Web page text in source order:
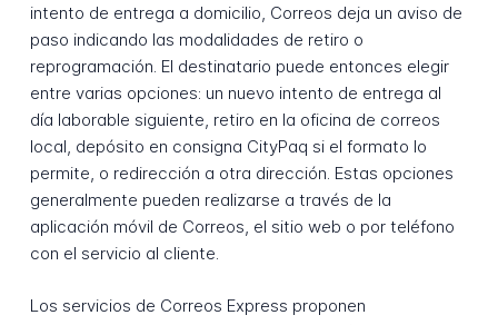
intento de entrega a domicilio, Correos deja un aviso de
paso indicando las modalidades de retiro o
reprogramación. El destinatario puede entonces elegir
entre varias opciones: un nuevo intento de entrega al
día laborable siguiente, retiro en la oficina de correos
local, depósito en consigna CityPaq si el formato lo
permite, o redirección a otra dirección. Estas opciones
generalmente pueden realizarse a través de la
aplicación móvil de Correos, el sitio web o por teléfono
con el servicio al cliente.
Los servicios de Correos Express proponen